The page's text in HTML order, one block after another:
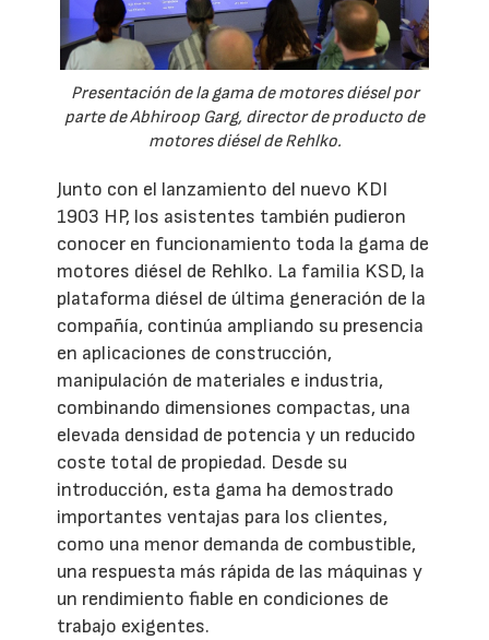
Presentación de la gama de motores diésel por
parte de Abhiroop Garg, director de producto de
motores diésel de Rehlko.
Junto con el lanzamiento del nuevo KDI
1903 HP, los asistentes también pudieron
conocer en funcionamiento toda la gama de
motores diésel de Rehlko. La familia KSD, la
plataforma diésel de última generación de la
compañía, continúa ampliando su presencia
en aplicaciones de construcción,
manipulación de materiales e industria,
combinando dimensiones compactas, una
elevada densidad de potencia y un reducido
coste total de propiedad. Desde su
introducción, esta gama ha demostrado
importantes ventajas para los clientes,
como una menor demanda de combustible,
una respuesta más rápida de las máquinas y
un rendimiento fiable en condiciones de
trabajo exigentes.